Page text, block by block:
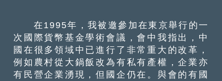
在1995年，我被邀參加在東京舉行的一
次國際貨幣基金學術會議，會中我指出，中
國在很多領域中已進行了非常重大的改革，
例如農村從大鍋飯改為有私有產權，企業亦
有民營企業湧現，但國企仍在。與會的有國